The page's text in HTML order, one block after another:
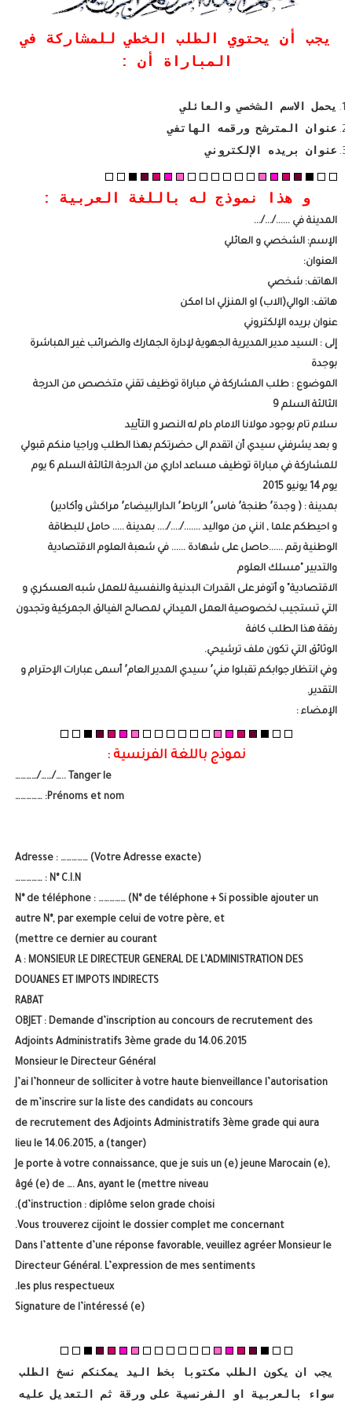
يجب أن يحتوي الطلب الخطي للمشاركة في
المباراة أن :
يحمل الاسم الشخصي والعائلي
عنوان المترشح ورقمه الهاتفي
عنوان بريده الإلكتروني
و هذا نموذج له باللغة العربية :
المدينة في ....../.../...
الإسم: الشخصي و العائلي
العنوان:
الهاتف: شخصي
هاتف: الوالي(الاب) او المنزلي ادا امكن
عنوان بريده الإلكتروني
إلى : السيد مدير المديرية الجهوية لإدارة الجمارك والضرائب غير المباشرة
بوجدة
الموضوع : طلب المشاركة في مباراة توظيف تقني متخصص من الدرجة
الثالثة السلم 9
سلام تام بوجود مولانا الامام دام له النصر و التأييد
و بعد يشرفني سيدي أن اتقدم الى حضرتكم بهذا الطلب وراجيا منكم قبولي
للمشاركة في مباراة توظيف مساعد اداري من الدرجة الثالثة السلم 6 يوم
يوم 14 يونيو 2015
بمدينة : ( وجدة٬ طنجة٬ فاس٬ الرباط٬ الدارالبيضاء٬ مراكش وأكادير)
و احيطكم علما , انني من مواليد ......./..../.... بمدينة ..... حامل للبطاقة
الوطنية رقم ......حاصل على شهادة ...... في شعبة العلوم الاقتصادية
والتدبير "مسلك العلوم
الاقتصادية" و أتوفر على القدرات البدنية والنفسية للعمل شبه العسكري و
التي تستجيب لخصوصية العمل الميداني لمصالح الفيالق الجمركية وتجدون
رفقة هذا الطلب كافة
الوثائق التي تكون ملف ترشيحي.
وفي انتظار جوابكم تقبلوا مني٬ سيدي المدير العام٬ أسمى عبارات الإحترام و
التقدير.
الإمضاء :
نموذج باللغة الفرنسية :
Tanger le ..…/……/…………
Prénoms et nom: ……………
Adresse : …………… (Votre Adresse exacte)
N° C.I.N : ……………
N° de téléphone : …………… (N° de téléphone + Si possible ajouter un
autre N°, par exemple celui de votre père, et
mettre ce dernier au courant)
A : MONSIEUR LE DIRECTEUR GENERAL DE L’ADMINISTRATION DES
DOUANES ET IMPOTS INDIRECTS
RABAT
OBJET : Demande d’inscription au concours de recrutement des
Adjoints Administratifs 3ème grade du 14.06.2015
Monsieur le Directeur Général
J’ai l’honneur de solliciter à votre haute bienveillance l’autorisation
de m’inscrire sur la liste des candidats au concours
de recrutement des Adjoints Administratifs 3ème grade qui aura
lieu le 14.06.2015, a (tanger)
Je porte à votre connaissance, que je suis un (e) jeune Marocain (e),
âgé (e) de …. Ans, ayant le (mettre niveau
d’instruction : diplôme selon grade choisi).
­ Vous trouverez ci­joint le dossier complet me concernant.
Dans l’attente d’une réponse favorable, veuillez agréer Monsieur le
Directeur Général. L’expression de mes sentiments
les plus respectueux.
Signature de l’intéressé (e)
يجب ان يكون الطلب مكتوبا بخط اليد يمكنكم نسخ الطلب
سواء بالعربية او الفرنسية على ورقة ثم التعديل عليه